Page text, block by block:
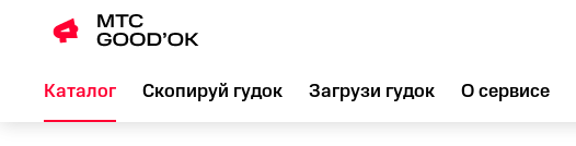
Каталог Скопируй гудок Загрузи гудок О сервисе